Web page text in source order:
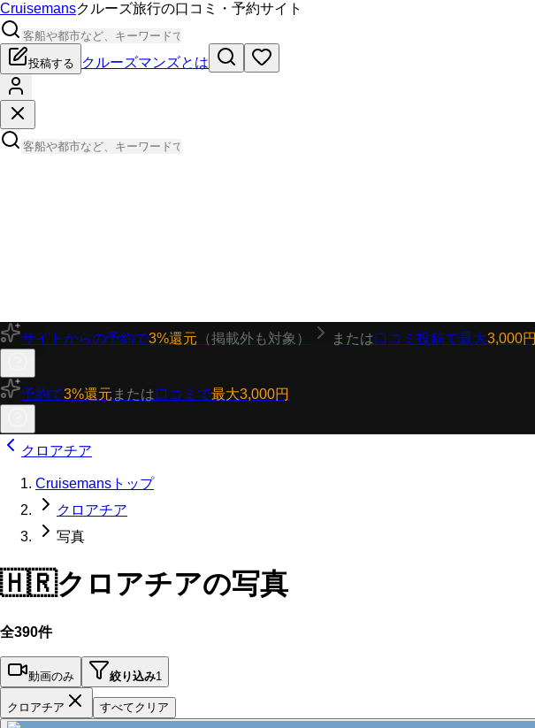
Cruisemansクルーズ旅行の口コミ・予約サイト
投稿する クルーズマンズとは
サイトからの予約で3%還元 （掲載外も対象） または口コミ投稿で最大3,000円
予約で3%還元 または口コミで最大3,000円
クロアチア
Cruisemansトップ
クロアチア
写真
🇭🇷クロアチアの写真
全390件
動画のみ 絞り込み1
クロアチア すべてクリア